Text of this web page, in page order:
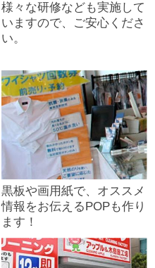
様々な研修なども実施して
いますので、ご安心くださ
い。
黒板や画用紙で、オススメ
情報をお伝えるPOPも作り
ます！